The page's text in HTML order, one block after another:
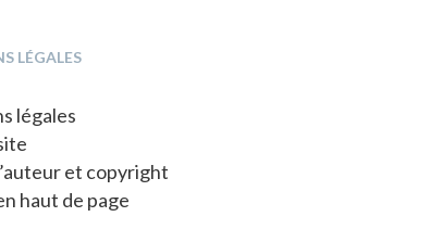
LÉGALES
légales
et copyright
haut de page